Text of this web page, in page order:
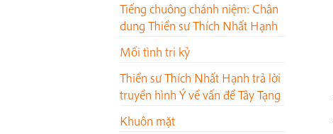
Tiếng chuông chánh niệm: Chân
dung Thiền sư Thích Nhất Hạnh
Mối tình tri kỷ
Thiền sư Thích Nhất Hạnh trả lời
truyền hình Ý về vấn đề Tây Tạng
Khuôn mặt